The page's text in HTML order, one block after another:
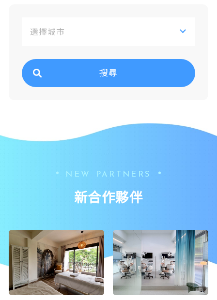
搜尋
NEW PARTNERS
新合作夥伴